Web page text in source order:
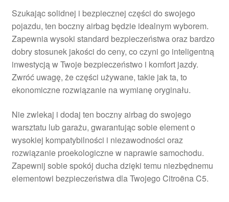
Szukając solidnej i bezpiecznej części do swojego
pojazdu, ten boczny airbag będzie idealnym wyborem.
Zapewnia wysoki standard bezpieczeństwa oraz bardzo
dobry stosunek jakości do ceny, co czyni go inteligentną
inwestycją w Twoje bezpieczeństwo i komfort jazdy.
Zwróć uwagę, że części używane, takie jak ta, to
ekonomiczne rozwiązanie na wymianę oryginału.
Nie zwlekaj i dodaj ten boczny airbag do swojego
warsztatu lub garażu, gwarantując sobie element o
wysokiej kompatybilności i niezawodności oraz
rozwiązanie proekologiczne w naprawie samochodu.
Zapewnij sobie spokój ducha dzięki temu niezbędnemu
elementowi bezpieczeństwa dla Twojego Citroëna C5.